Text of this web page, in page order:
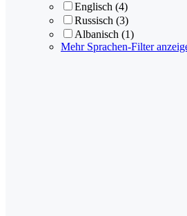
Englisch (4)
Russisch (3)
Albanisch (1)
Mehr Sprachen-Filter